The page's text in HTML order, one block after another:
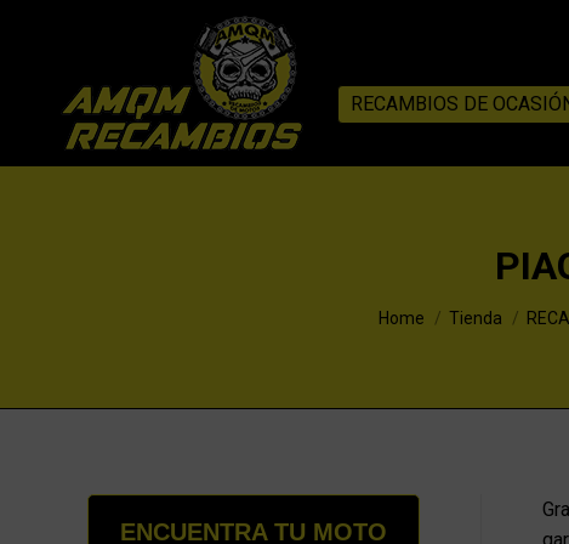
RECAMBIOS DE
You are here:
Home Tienda
ENCUENTRA TU MOTO